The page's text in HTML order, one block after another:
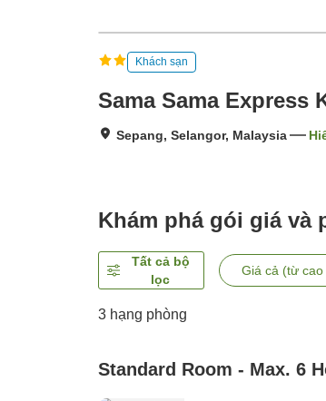
Khách sạn
Sama Sama Express
Sepang, Selangor, Malaysia
Khám phá gói giá và
Tất cả bộ
lọc
Giá cả (từ
3 hạng phòng
Standard Room - Max. 6